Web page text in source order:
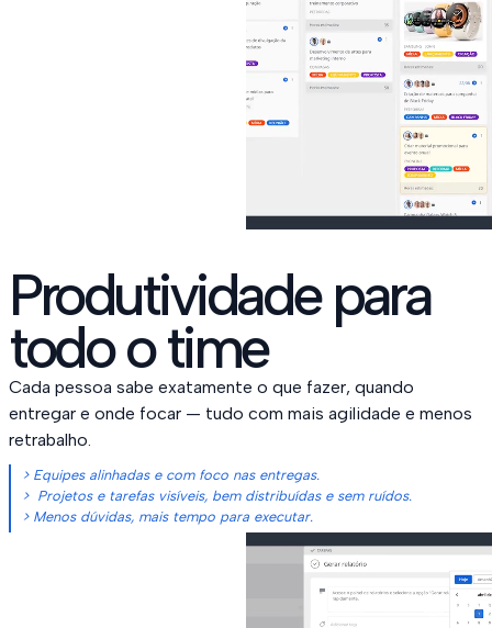
Produtividade para
todo o time
Cada pessoa sabe exatamente o que fazer, quando
entregar e onde focar — tudo com mais agilidade e menos
retrabalho.
> Equipes alinhadas e com foco nas entregas.
> Projetos e tarefas visíveis, bem distribuídas e sem ruídos.
> Menos dúvidas, mais tempo para executar.